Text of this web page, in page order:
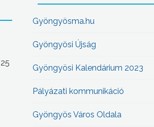
Gyöngyösma.hu
Gyöngyösi Újság
Gyöngyösi Kalendárium 2023
Pályázati kommunikáció
Gyöngyös Város Oldala